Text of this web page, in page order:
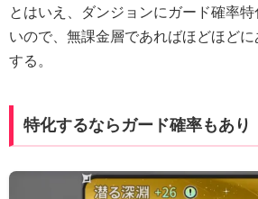
とはいえ、ダンジョンにガード確率
いので、無課金層であればほどほど
する。
特化するならガード確率もあり